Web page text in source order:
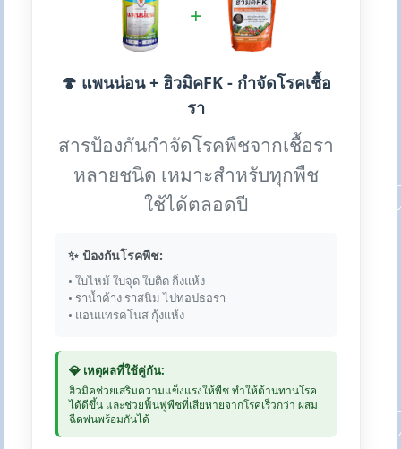
+
🍄 แพนน่อน + ฮิวมิคFK - กำจัดโรคเชื้อ
รา
สารป้องกันกำจัดโรคพืชจากเชื้อรา
หลายชนิด เหมาะสำหรับทุกพืช
ใช้ได้ตลอดปี
✨ ป้องกันโรคพืช:
• ใบไหม้ ใบจุด ใบติด กิ่งแห้ง
• ราน้ำค้าง ราสนิม ไปทอปธอร่า
• แอนแทรคโนส กุ้งแห้ง
💎 เหตุผลที่ใช้คู่กัน:
ฮิวมิคช่วยเสริมความแข็งแรงให้พืช ทำให้ต้านทานโรค
ได้ดีขึ้น และช่วยฟื้นฟูพืชที่เสียหายจากโรคเร็วกว่า ผสม
ฉีดพ่นพร้อมกันได้